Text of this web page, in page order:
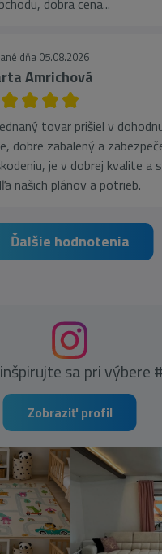
dňa 05.08.2026
Amrichová
tovar prišiel v
dobre zabalený a
je v dobrej kvalite a
našich plánov a potrieb.
Ďalšie hodnotenia
sa pri výbere
Zobraziť profil